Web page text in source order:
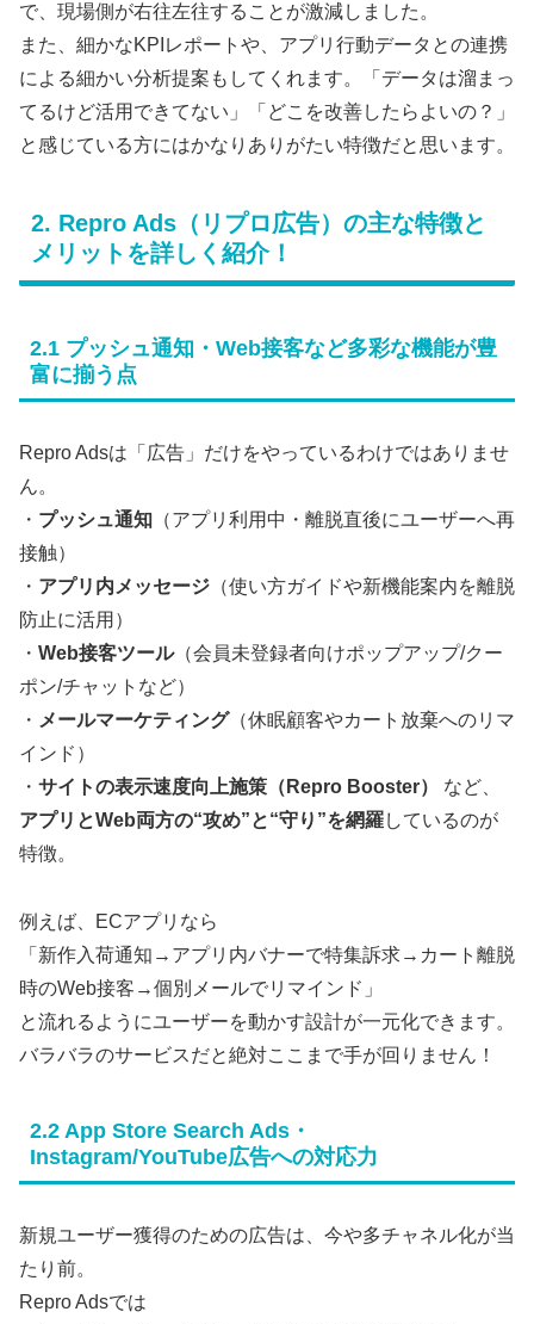
で、現場側が右往左往することが激減しました。
また、細かなKPIレポートや、アプリ行動データとの連携
による細かい分析提案もしてくれます。「データは溜まっ
てるけど活用できてない」「どこを改善したらよいの？」
と感じている方にはかなりありがたい特徴だと思います。
2. Repro Ads（リプロ広告）の主な特徴と
メリットを詳しく紹介！
2.1 プッシュ通知・Web接客など多彩な機能が豊
富に揃う点
Repro Adsは「広告」だけをやっているわけではありませ
ん。
・ プッシュ通知
（アプリ利用中・離脱直後にユーザーへ再
接触）
・ アプリ内メッセージ （使い方ガイドや新機能案内を離脱
防止に活用）
・ Web接客ツール（会員未登録者向けポップアップ/クー
ポン/チャットなど）
・ メールマーケティング（休眠顧客やカート放棄へのリマ
インド）
・ サイトの表示速度向上施策（Repro Booster）
など、
アプリとWeb両方の“攻め”と“守り”を網羅しているのが
特徴。
例えば、ECアプリなら
「新作入荷通知→アプリ内バナーで特集訴求→カート離脱
時のWeb接客→個別メールでリマインド」
と流れるようにユーザーを動かす設計が一元化できます。
バラバラのサービスだと絶対ここまで手が回りません！
2.2 App Store Search Ads・
Instagram/YouTube広告への対応力
新規ユーザー獲得のための広告は、今や多チャネル化が当
たり前。
Repro Adsでは